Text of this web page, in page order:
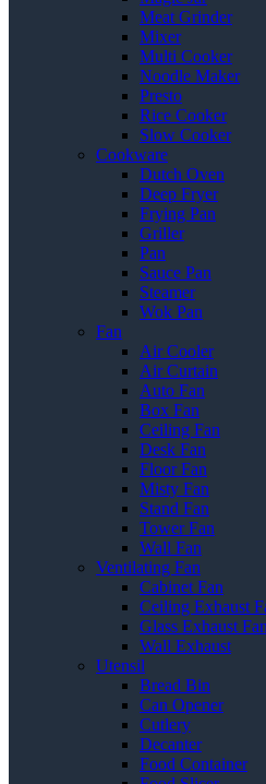
Meat Grinder
Mixer
Multi Cooker
Noodle Maker
Presto
Rice Cooker
Slow Cooker
Cookware
Dutch Oven
Deep Fryer
Frying Pan
Griller
Pan
Sauce Pan
Steamer
Wok Pan
Fan
Air Cooler
Air Curtain
Auto Fan
Box Fan
Ceiling Fan
Desk Fan
Floor Fan
Misty Fan
Stand Fan
Tower Fan
Wall Fan
Ventilating Fan
Cabinet Fan
Ceiling Exhaust
Glass Exhaust Fan
Wall Exhaust
Utensil
Bread Bin
Can Opener
Cutlery
Decanter
Food Container